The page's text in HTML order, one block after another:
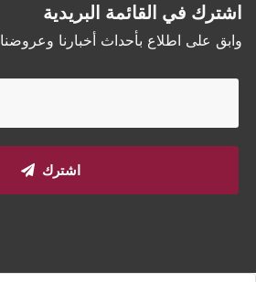
اشترك في القائمة البريدية
وابق على اطلاع بأحداث أخبارنا وعروضنا
اشترك